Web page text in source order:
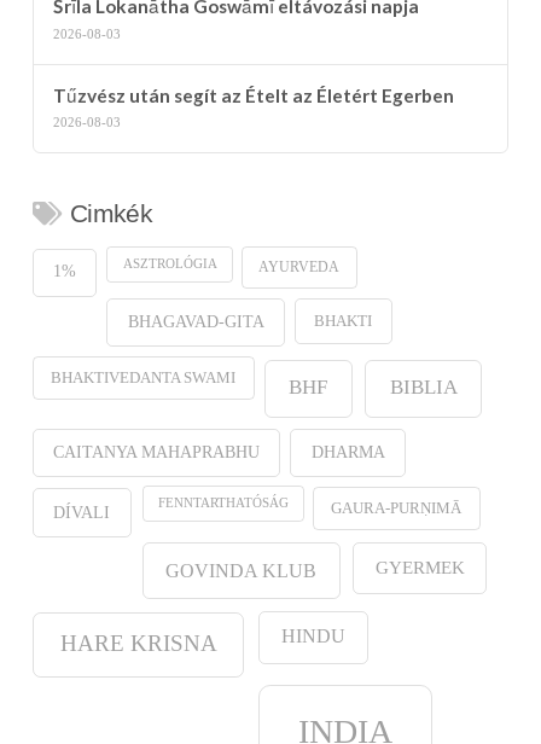
Śrīla Lokanātha Goswāmī eltávozási napja
2026-08-03
Tűzvész után segít az Ételt az Életért Egerben
2026-08-03
Cimkék
1% ASZTROLÓGIA AYURVEDA
BHAGAVAD-GITA BHAKTI
BHAKTIVEDANTA SWAMI BHF BIBLIA
CAITANYA MAHAPRABHU DHARMA
DÍVALI FENNTARTHATÓSÁG GAURA-PURṆIMĀ
GOVINDA KLUB GYERMEK
HARE KRISNA HINDU
INDIA